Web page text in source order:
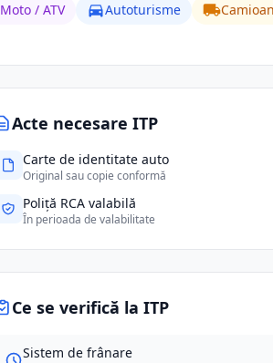
Moto / ATV Autoturisme
Acte necesare ITP
Carte de identitate auto
Original sau copie conformă
Poliță RCA valabilă
În perioada de valabilitate
Ce se verifică la ITP
Sistem de frânare